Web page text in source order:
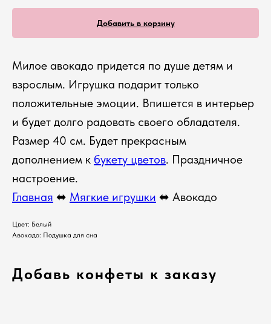
Добавить в корзину
Милое авокадо придется по душе детям и
взрослым. Игрушка подарит только
положительные эмоции. Впишется в интерьер
и будет долго радовать своего обладателя.
Размер 40 см. Будет прекрасным
дополнением к букету цветов. Праздничное
настроение.
Главная ⬌ Мягкие игрушки ⬌ Авокадо
Цвет: Белый
Авокадо: Подушка для сна
Добавь конфеты к заказу